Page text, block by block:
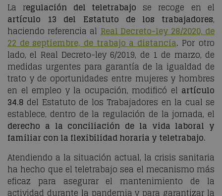
La regulación del teletrabajo se recoge en el
artículo 13 del Estatuto de los trabajadores,
haciendo referencia alReal Decreto-ley 28/2020, de
22 de septiembre, de trabajo a distancia. Por otro
lado, el Real Decreto-ley 6/2019, de 1 de marzo, de
medidas urgentes para garantía de la igualdad de
trato y de oportunidades entre mujeres y hombres
en el empleo y la ocupación, modificó el artículo
34.8 del Estatuto de los Trabajadores en la cual se
establece, dentro de la regulación de la jornada, el
derecho a la conciliación de la vida laboral y
familiar con la flexibilidad horaria y teletrabajo.
Atendiendo a la situación actual, la crisis sanitaria
ha hecho que el teletrabajo sea el mecanismo más
eficaz para asegurar el mantenimiento de la